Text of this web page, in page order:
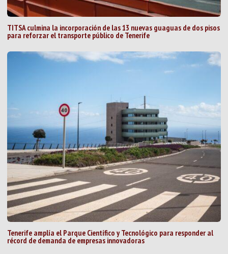
TITSA culmina la incorporación de las 13 nuevas guaguas de dos pisos
para reforzar el transporte público de Tenerife
Tenerife amplía el Parque Científico y Tecnológico para responder al
récord de demanda de empresas innovadoras